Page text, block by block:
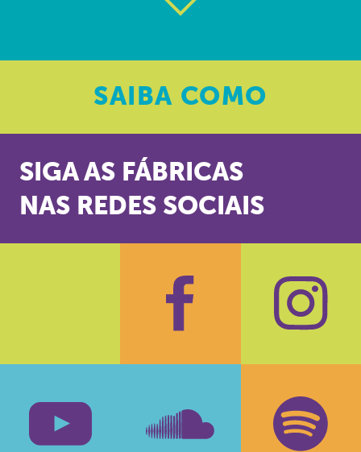
SAIBA COMO
SIGA AS FÁBRICAS
NAS REDES SOCIAIS
Facebook